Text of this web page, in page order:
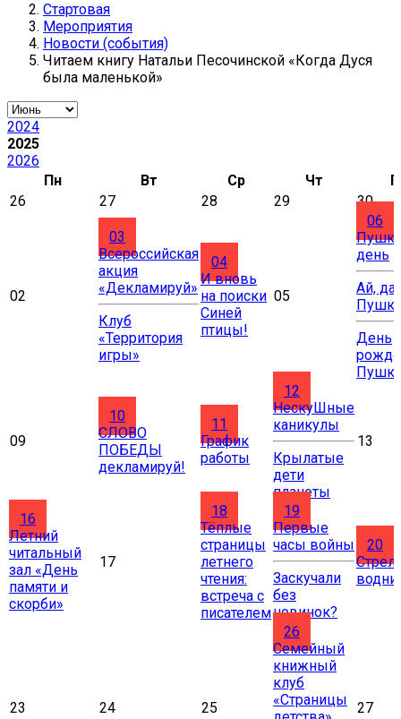
Стартовая
Мероприятия
Новости (события)
Читаем книгу Натальи Песочинской «Когда Дуся
была маленькой»
2024
2025
2026
Пн
Вт Ср Чт
26
27 28 29 30
02
03
Всероссийская
акция
«Декламируй»
Клуб
«Территория
игры»
04
И вновь
на поиски
Синей
птицы!
05
06
день
Ай, да
День
09
10
СЛОВО
ПОБЕДЫ
декламируй!
11
График
работы
12
НескуШные
каникулы
Крылатые
дети
планеты
13
16
Летний
читальный
зал «День
памяти и
скорби»
17
18
Тёплые
страницы
летнего
чтения:
встреча с
писателем
19
Первые
часы войны
Заскучали
без
новинок?
20
23 24 25
26
Cемейный
книжный
клуб
«Страницы
27